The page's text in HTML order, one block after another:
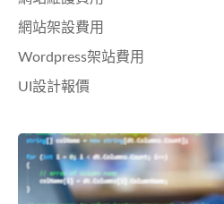
網站架設費用
Wordpress架站費用
UI設計報價